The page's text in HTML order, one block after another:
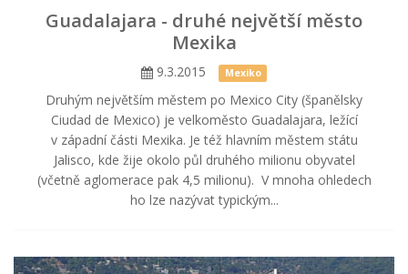
Guadalajara - druhé největší město
Mexika
9.3.2015 Mexiko
Druhým největším městem po Mexico City (španělsky
Ciudad de Mexico) je velkoměsto Guadalajara, ležící
v západní části Mexika. Je též hlavním městem státu
Jalisco, kde žije okolo půl druhého milionu obyvatel
(včetně aglomerace pak 4,5 milionu). V mnoha ohledech
ho lze nazývat typickým...